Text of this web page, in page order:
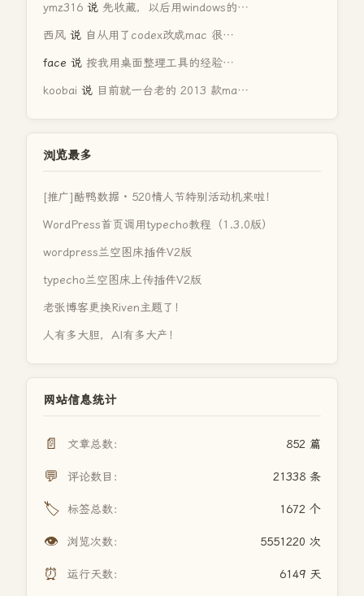
ymz316 说 先收藏，以后用windows的…
西风 说 自从用了codex改成mac 很…
face 说 按我用桌面整理工具的经验…
koobai 说 目前就一台老的 2013 款ma…
浏览最多
[推广]酷鸭数据 · 520情人节特别活动机来啦！
WordPress首页调用typecho教程（1.3.0版）
wordpress兰空图床插件V2版
typecho兰空图床上传插件V2版
老张博客更换Riven主题了！
人有多大胆，AI有多大产！
网站信息统计
📄 文章总数： 852 篇
💬 评论数目： 21338 条
🏷️ 标签总数： 1672 个
👁️ 浏览次数： 5551220 次
⏰ 运行天数： 6149 天